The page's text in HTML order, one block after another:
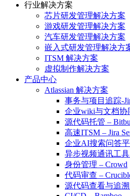
行业解决方案
芯片研发管理解决方案
游戏研发管理解决方案
汽车研发管理解决方案
嵌入式研发管理解决方
ITSM 解决方案
虚拟制作解决方案
产品中心
Atlassian 解决方案
事务与项目追踪-
企业wiki与文档协
源代码托管 –
高速ITSM – Jira
企业AI搜索问答
异步视频通讯工
身份管理 – Crowd
代码审查 –
源代码查看与追溯